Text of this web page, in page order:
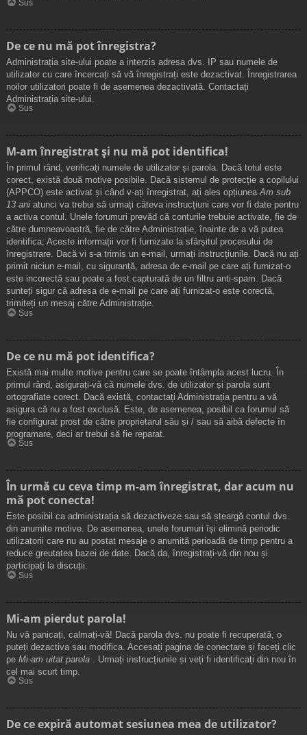
Sus
De ce nu mă pot înregistra?
Administrația site-ului poate a interzis adresa dvs. IP sau numele de
utilizator cu care încercați să vă înregistrați este dezactivat. Înregistrarea
noilor utilizatori poate fi de asemenea dezactivată. Contactați
Administrația site-ului.
Sus
M-am înregistrat și nu mă pot identifica!
În primul rând, verificați numele de utilizator și parola. Dacă totul este
corect, există două motive posibile. Dacă sistemul de protecție a copilului
(APPCO) este activat și când v-ați înregistrat, ați ales opțiuneaAm sub
13 ani atunci va trebui să urmați câteva instrucțiuni care vor fi date pentru
a activa contul. Unele forumuri prevăd că conturile trebuie activate, fie de
către dumneavoastră, fie de către Administrație, înainte de a vă putea
identifica; Aceste informații vor fi furnizate la sfârșitul procesului de
înregistrare. Dacă vi s-a trimis un e-mail, urmați instrucțiunile. Dacă nu ați
primit niciun e-mail, cu siguranță, adresa de e-mail pe care ați furnizat-o
este incorectă sau poate a fost capturată de un filtru anti-spam. Dacă
sunteți sigur că adresa de e-mail pe care ați furnizat-o este corectă,
trimiteți un mesaj către Administrație.
Sus
De ce nu mă pot identifica?
Există mai multe motive pentru care se poate întâmpla acest lucru. În
primul rând, asigurați-vă că numele dvs. de utilizator și parola sunt
ortografiate corect. Dacă există, contactați Administrația pentru a vă
asigura că nu a fost exclusă. Este, de asemenea, posibil ca forumul să
fie configurat prost de către proprietarul său și / sau să aibă defecte în
programare, deci ar trebui să fie reparat.
Sus
În urmă cu ceva timp m-am înregistrat, dar acum nu
mă pot conecta!
Este posibil ca administrația să dezactiveze sau să șteargă contul dvs.
din anumite motive. De asemenea, unele forumuri își elimină periodic
utilizatorii care nu au postat mesaje o anumită perioadă de timp pentru a
reduce greutatea bazei de date. Dacă da, înregistrați-vă din nou și
participați la discuții.
Sus
Mi-am pierdut parola!
Nu vă panicați, calmați-vă! Dacă parola dvs. nu poate fi recuperată, o
puteți dezactiva sau modifica. Accesați pagina de conectare și faceți clic
pe Mi-am uitat parola
. Urmați instrucțiunile și veți fi identificați din nou în
cel mai scurt timp.
Sus
De ce expiră automat sesiunea mea de utilizator?